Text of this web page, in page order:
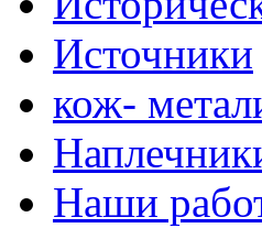
Источники
кож-
Наши